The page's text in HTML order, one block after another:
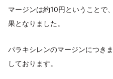
マージンは約10円ということで
果となりました。
パラキシレンのマージンにつき
しております。